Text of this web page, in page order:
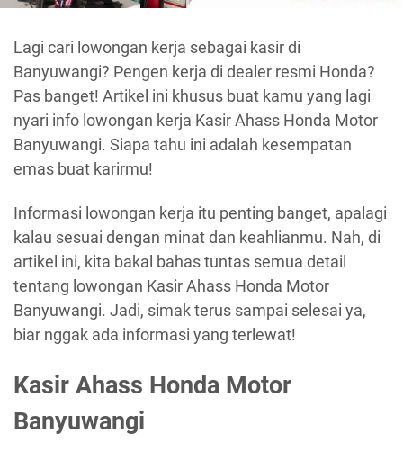
Lagi cari lowongan kerja sebagai kasir di
Banyuwangi? Pengen kerja di dealer resmi Honda?
Pas banget! Artikel ini khusus buat kamu yang lagi
nyari info lowongan kerja Kasir Ahass Honda Motor
Banyuwangi. Siapa tahu ini adalah kesempatan
emas buat karirmu!
Informasi lowongan kerja itu penting banget, apalagi
kalau sesuai dengan minat dan keahlianmu. Nah, di
artikel ini, kita bakal bahas tuntas semua detail
tentang lowongan Kasir Ahass Honda Motor
Banyuwangi. Jadi, simak terus sampai selesai ya,
biar nggak ada informasi yang terlewat!
Kasir Ahass Honda Motor
Banyuwangi